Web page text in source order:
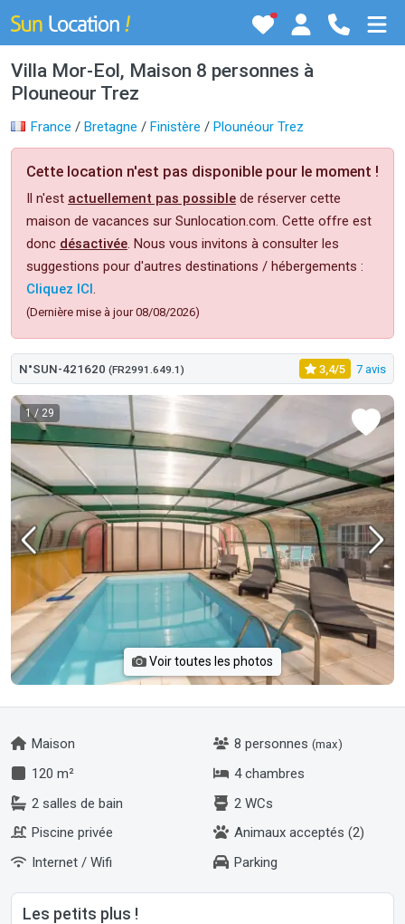
Villa Mor-Eol, Maison 8 personnes à
Plouneour Trez
France / Bretagne / Finistère / Plounéour Trez
Cette location n'est pas disponible pour le moment !
Il n'est actuellement pas possible de réserver cette
maison de vacances sur Sunlocation.com. Cette offre est
donc désactivée. Nous vous invitons à consulter les
suggestions pour d'autres destinations / hébergements :
Cliquez ICI.
(Dernière mise à jour 08/08/2026)
N°SUN-421620 (FR2991.649.1) 3,4/5 7 avis
1/ 29
Voir toutes les photos
Maison 8 personnes (max)
120 m²
4 chambres
2 salles de bain
2 WCs
Piscine privée
Animaux acceptés (2)
Internet / Wifi
Parking
Les petits plus !